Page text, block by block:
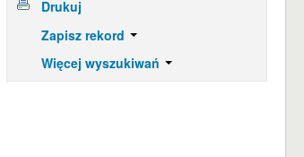
Drukuj
Zapisz rekord
Więcej wyszukiwań